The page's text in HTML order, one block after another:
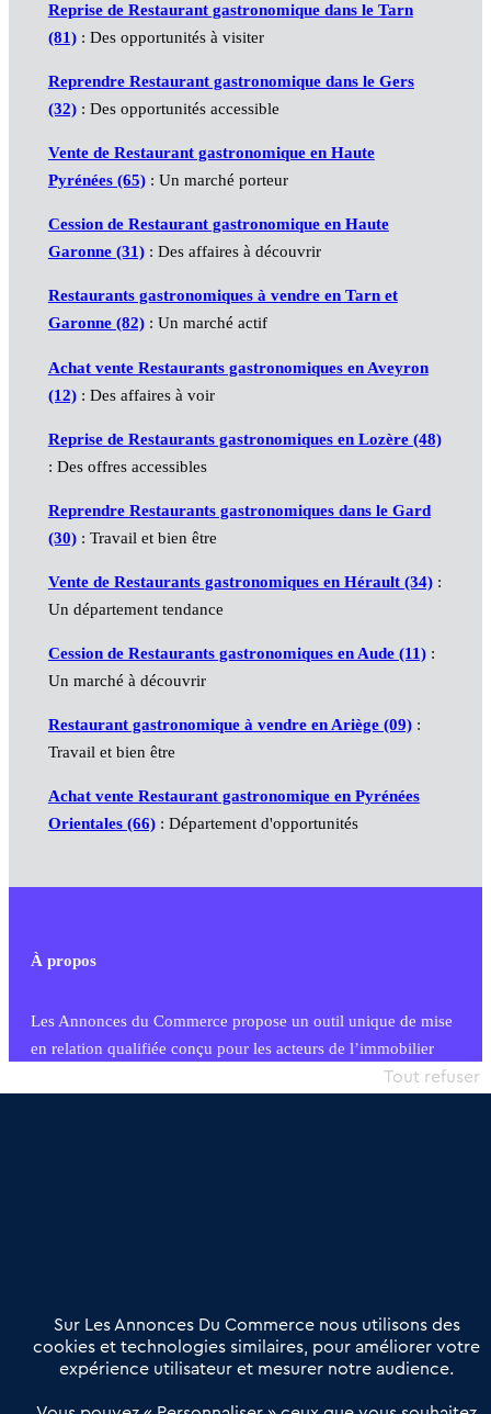
Reprise de Restaurant gastronomique dans le Tarn
(81): Des opportunités à visiter
Reprendre Restaurant gastronomique dans le Gers
(32): Des opportunités accessible
Vente de Restaurant gastronomique en Haute
Pyrénées (65): Un marché porteur
Cession de Restaurant gastronomique en Haute
Garonne (31): Des affaires à découvrir
Restaurants gastronomiques à vendre en Tarn et
Garonne (82): Un marché actif
Achat vente Restaurants gastronomiques en Aveyron
(12): Des affaires à voir
Reprise de Restaurants gastronomiques en Lozère (48)
: Des offres accessibles
Reprendre Restaurants gastronomiques dans le Gard
(30): Travail et bien être
Vente de Restaurants gastronomiques en Hérault (34):
Un département tendance
Cession de Restaurants gastronomiques en Aude (11):
Un marché à découvrir
Restaurant gastronomique à vendre en Ariège (09):
Travail et bien être
Achat vente Restaurant gastronomique en Pyrénées
Orientales (66): Département d'opportunités
À propos
Les Annonces du Commerce propose un outil unique de mise
en relation qualifiée conçu pour les acteurs de l’immobilier
commercial et les collectivités territoriales, simple et intégrant
Offres Pro
Actualités
Qui sommes nous ?
Derniers articles
Sur Les Annonces Du Commerce nous utilisons des
cookies et technologies similaires, pour améliorer votre
expérience utilisateur et mesurer notre audience.
Tout refuser